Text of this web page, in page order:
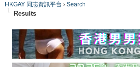
HKGAY 同志資訊平台 › Search
Results